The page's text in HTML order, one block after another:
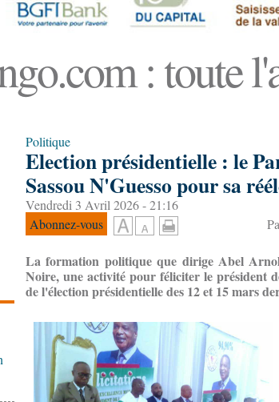
: toute
Politique
Election présidentielle : le
Sassou N'Guesso pour sa
Vendredi 3 Avril 2026 - 21:16
Abonnez-vous
La formation politique que dirige Abel
Noire, une activité pour féliciter le président
de l'élection présidentielle des 12 et 15 mars